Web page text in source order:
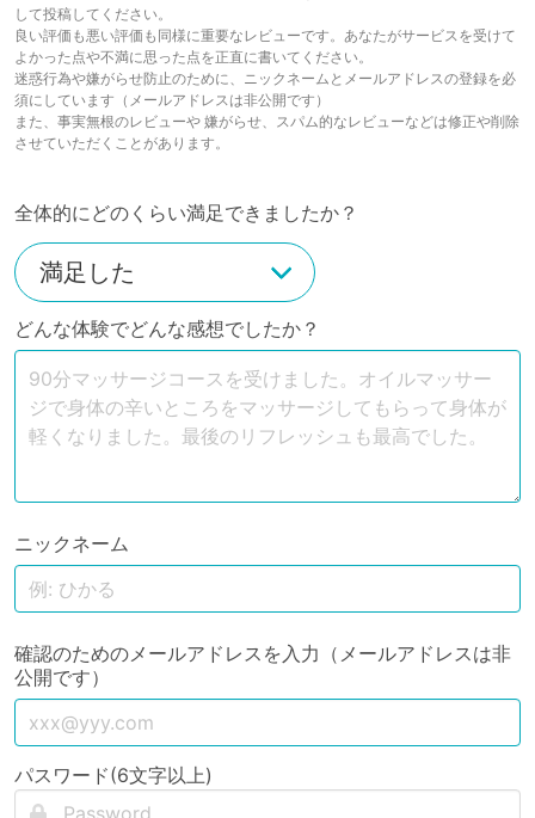
して投稿してください。
良い評価も悪い評価も同様に重要なレビューです。あなたがサービスを受けて
よかった点や不満に思った点を正直に書いてください。
迷惑行為や嫌がらせ防止のために、ニックネームとメールアドレスの登録を必
須にしています（メールアドレスは非公開です）
また、事実無根のレビューや 嫌がらせ、スパム的なレビューなどは修正や削除
させていただくことがあります。
全体的にどのくらい満足できましたか？
どんな体験でどんな感想でしたか？
ニックネーム
確認のためのメールアドレスを入力（メールアドレスは非
公開です）
パスワード(6文字以上)